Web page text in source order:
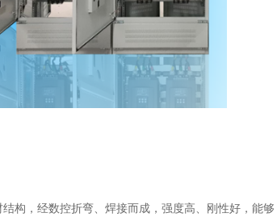
构，经数控折弯、焊接而成，强度高、刚性好，能够